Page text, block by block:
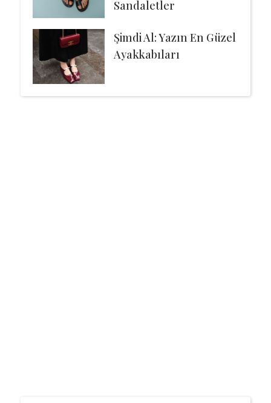
Sandaletler
Şimdi Al: Yazın En Güzel
Ayakkabıları